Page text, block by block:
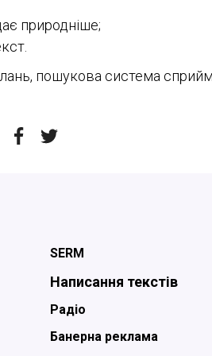
природніше;
пошукова система
SERM
Написання текстів
Радіо
Банерна реклама